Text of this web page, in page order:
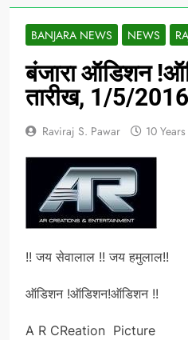
BANJARA NEWS NEWS
बंजारा ऑडिशन
तारीख, 1/5/
Raviraj S. Pawar 10
!! जय सेवालाल !! जय हमुलाल!!
ऑडिशन !ऑडिशन!ऑडिशन !!
A R CReation Picture